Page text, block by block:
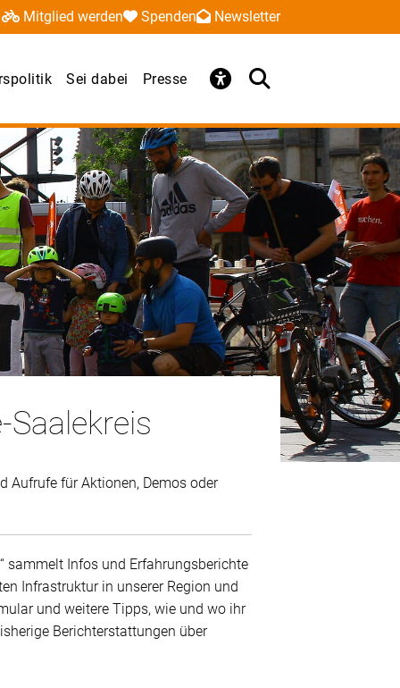
Mitglied werden Spenden Newsletter
Sei dabei Presse
Aufrufe für Aktionen, Demos oder
sammelt Infos und Erfahrungsberichte
Infrastruktur in unserer Region und
und weitere Tipps, wie und wo ihr
Berichterstattungen über